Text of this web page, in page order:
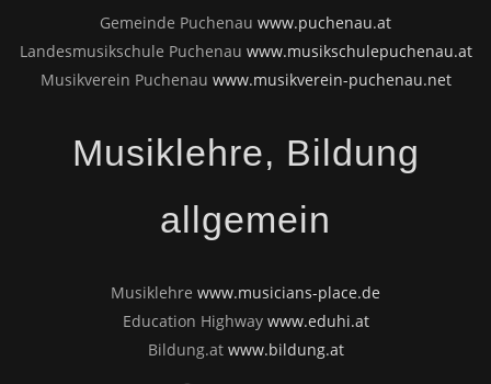
Gemeinde Puchenau www.puchenau.at
Landesmusikschule Puchenau www.musikschulepuchenau.at
Musikverein Puchenau www.musikverein-puchenau.net
Musiklehre, Bildung
allgemein
Musiklehre www.musicians-place.de
Education Highway www.eduhi.at
Bildung.at www.bildung.at